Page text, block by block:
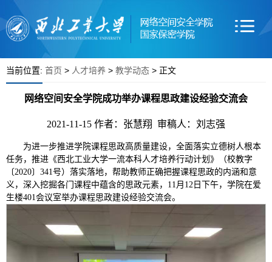
当前位置: 首页 > 人才培养 > 教学动态 > 正文
网络空间安全学院成功举办课程思政建设经验交流会
2021-11-15 作者：张慧翔 审稿人：刘志强
为进一步推进学院课程思政高质量建设，全面落实立德树人根本
任务，推进《西北工业大学一流本科人才培养行动计划》（校教字
〔2020〕341号）落实落地，帮助教师正确把握课程思政的内涵和意
义，深入挖掘各门课程中蕴含的思政元素，11月12日下午，学院在爱
生楼401会议室举办课程思政建设经验交流会。